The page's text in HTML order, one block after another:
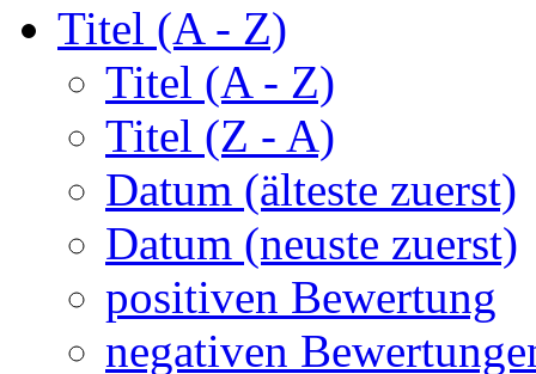
Titel (A - Z)
Titel (A - Z)
Titel (Z - A)
Datum (älteste zuerst)
Datum (neuste zuerst)
positiven Bewertung
negativen